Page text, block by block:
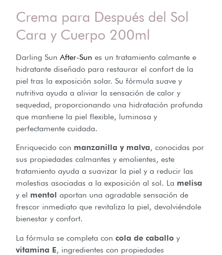
Crema para Después del Sol
Cara y Cuerpo 200ml
Darling Sun After-Sun es un tratamiento calmante e
hidratante diseñado para restaurar el confort de la
piel tras la exposición solar. Su fórmula suave y
nutritiva ayuda a aliviar la sensación de calor y
sequedad, proporcionando una hidratación profunda
que mantiene la piel flexible, luminosa y
perfectamente cuidada.
Enriquecido con manzanilla y malva, conocidas por
sus propiedades calmantes y emolientes, este
tratamiento ayuda a suavizar la piel y a reducir las
molestias asociadas a la exposición al sol. La melisa
y el mentol aportan una agradable sensación de
frescor inmediato que revitaliza la piel, devolviéndole
bienestar y confort.
La fórmula se completa con cola de caballo y
vitamina E, ingredientes con propiedades